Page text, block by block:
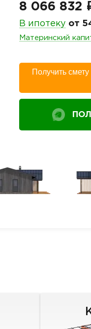
8 066 832
В ипотеку от
Материнский
Получить смету